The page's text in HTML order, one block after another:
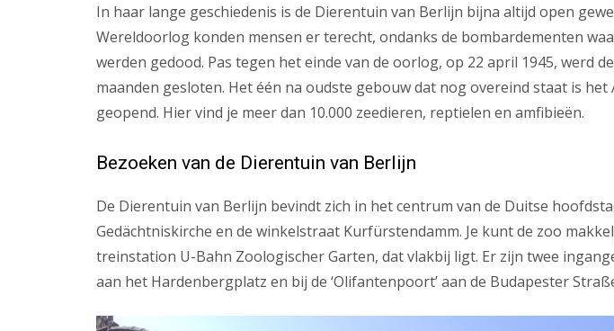
In haar lange geschiedenis is de Dierentuin van Berlijn bijna altijd open
Wereldoorlog konden mensen er terecht, ondanks de bombardementen
werden gedood. Pas tegen het einde van de oorlog, op 22 april 1945, werd
maanden gesloten. Het één na oudste gebouw dat nog overeind staat is het
geopend. Hier vind je meer dan 10.000 zeedieren, reptielen en amfibieën.
Bezoeken van de Dierentuin van Berlijn
De Dierentuin van Berlijn bevindt zich in het centrum van de Duitse
Gedächtniskirche en de winkelstraat Kurfürstendamm. Je kunt de zoo
treinstation U-Bahn Zoologischer Garten, dat vlakbij ligt. Er zijn twee
aan het Hardenbergplatz en bij de ‘Olifantenpoort’ aan de Budapester